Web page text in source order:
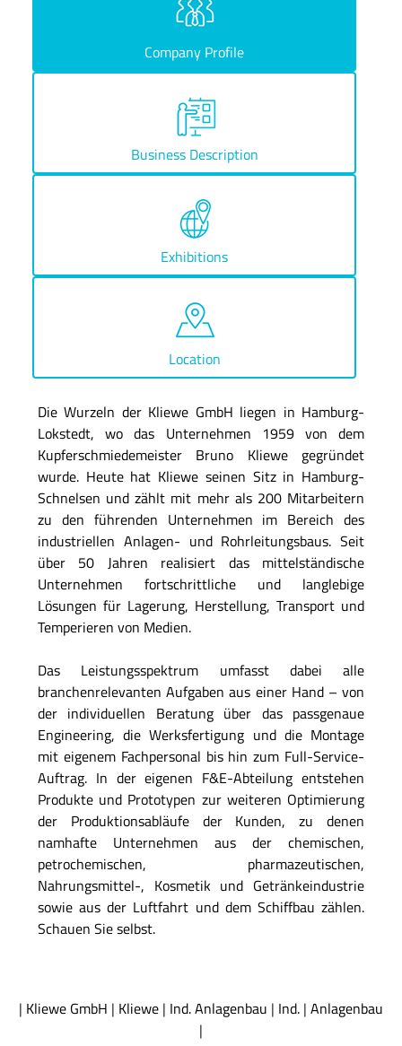
Company Profile
Business Description
Exhibitions
Location
Die Wurzeln der Kliewe GmbH liegen in Hamburg-
Lokstedt, wo das Unternehmen 1959 von dem
Kupferschmiedemeister Bruno Kliewe gegründet
wurde. Heute hat Kliewe seinen Sitz in Hamburg-
Schnelsen und zählt mit mehr als 200 Mitarbeitern
zu den führenden Unternehmen im Bereich des
industriellen Anlagen- und Rohrleitungsbaus. Seit
über 50 Jahren realisiert das mittelständische
Unternehmen fortschrittliche und langlebige
Lösungen für Lagerung, Herstellung, Transport und
Temperieren von Medien.
Das Leistungsspektrum umfasst dabei alle
branchenrelevanten Aufgaben aus einer Hand – von
der individuellen Beratung über das passgenaue
Engineering, die Werksfertigung und die Montage
mit eigenem Fachpersonal bis hin zum Full-Service-
Auftrag. In der eigenen F&E-Abteilung entstehen
Produkte und Prototypen zur weiteren Optimierung
der Produktionsabläufe der Kunden, zu denen
namhafte Unternehmen aus der chemischen,
petrochemischen, pharmazeutischen,
Nahrungsmittel-, Kosmetik und Getränkeindustrie
sowie aus der Luftfahrt und dem Schiffbau zählen.
Schauen Sie selbst.
| Kliewe GmbH | Kliewe | Ind. Anlagenbau | Ind. | Anlagenbau
|